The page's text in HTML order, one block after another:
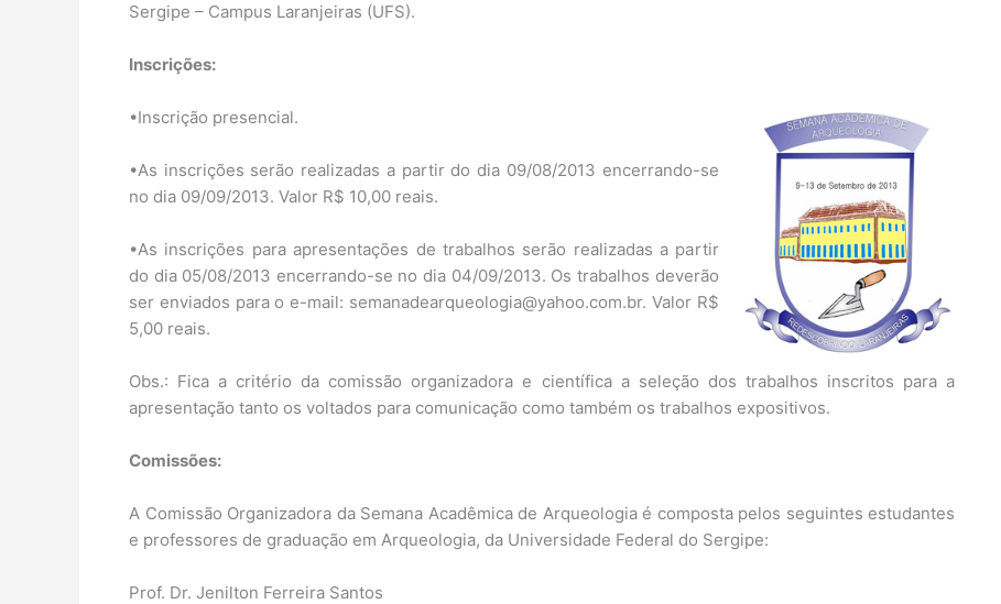
Sergipe – Campus Laranjeiras (UFS).
Inscrições:
•Inscrição presencial.
•As inscrições serão realizadas a partir do dia 09/08/2013 encerrando-se
no dia 09/09/2013. Valor R$ 10,00 reais.
•As inscrições para apresentações de trabalhos serão realizadas a partir
do dia 05/08/2013 encerrando-se no dia 04/09/2013. Os trabalhos deverão
ser enviados para o e-mail: semanadearqueologia@yahoo.com.br. Valor R$
5,00 reais.
Obs.: Fica a critério da comissão organizadora e científica a seleção dos trabalhos inscritos para a
apresentação tanto os voltados para comunicação como também os trabalhos expositivos.
Comissões:
A Comissão Organizadora da Semana Acadêmica de Arqueologia é composta pelos seguintes estudantes
e professores de graduação em Arqueologia, da Universidade Federal do Sergipe:
Prof. Dr. Jenilton Ferreira Santos